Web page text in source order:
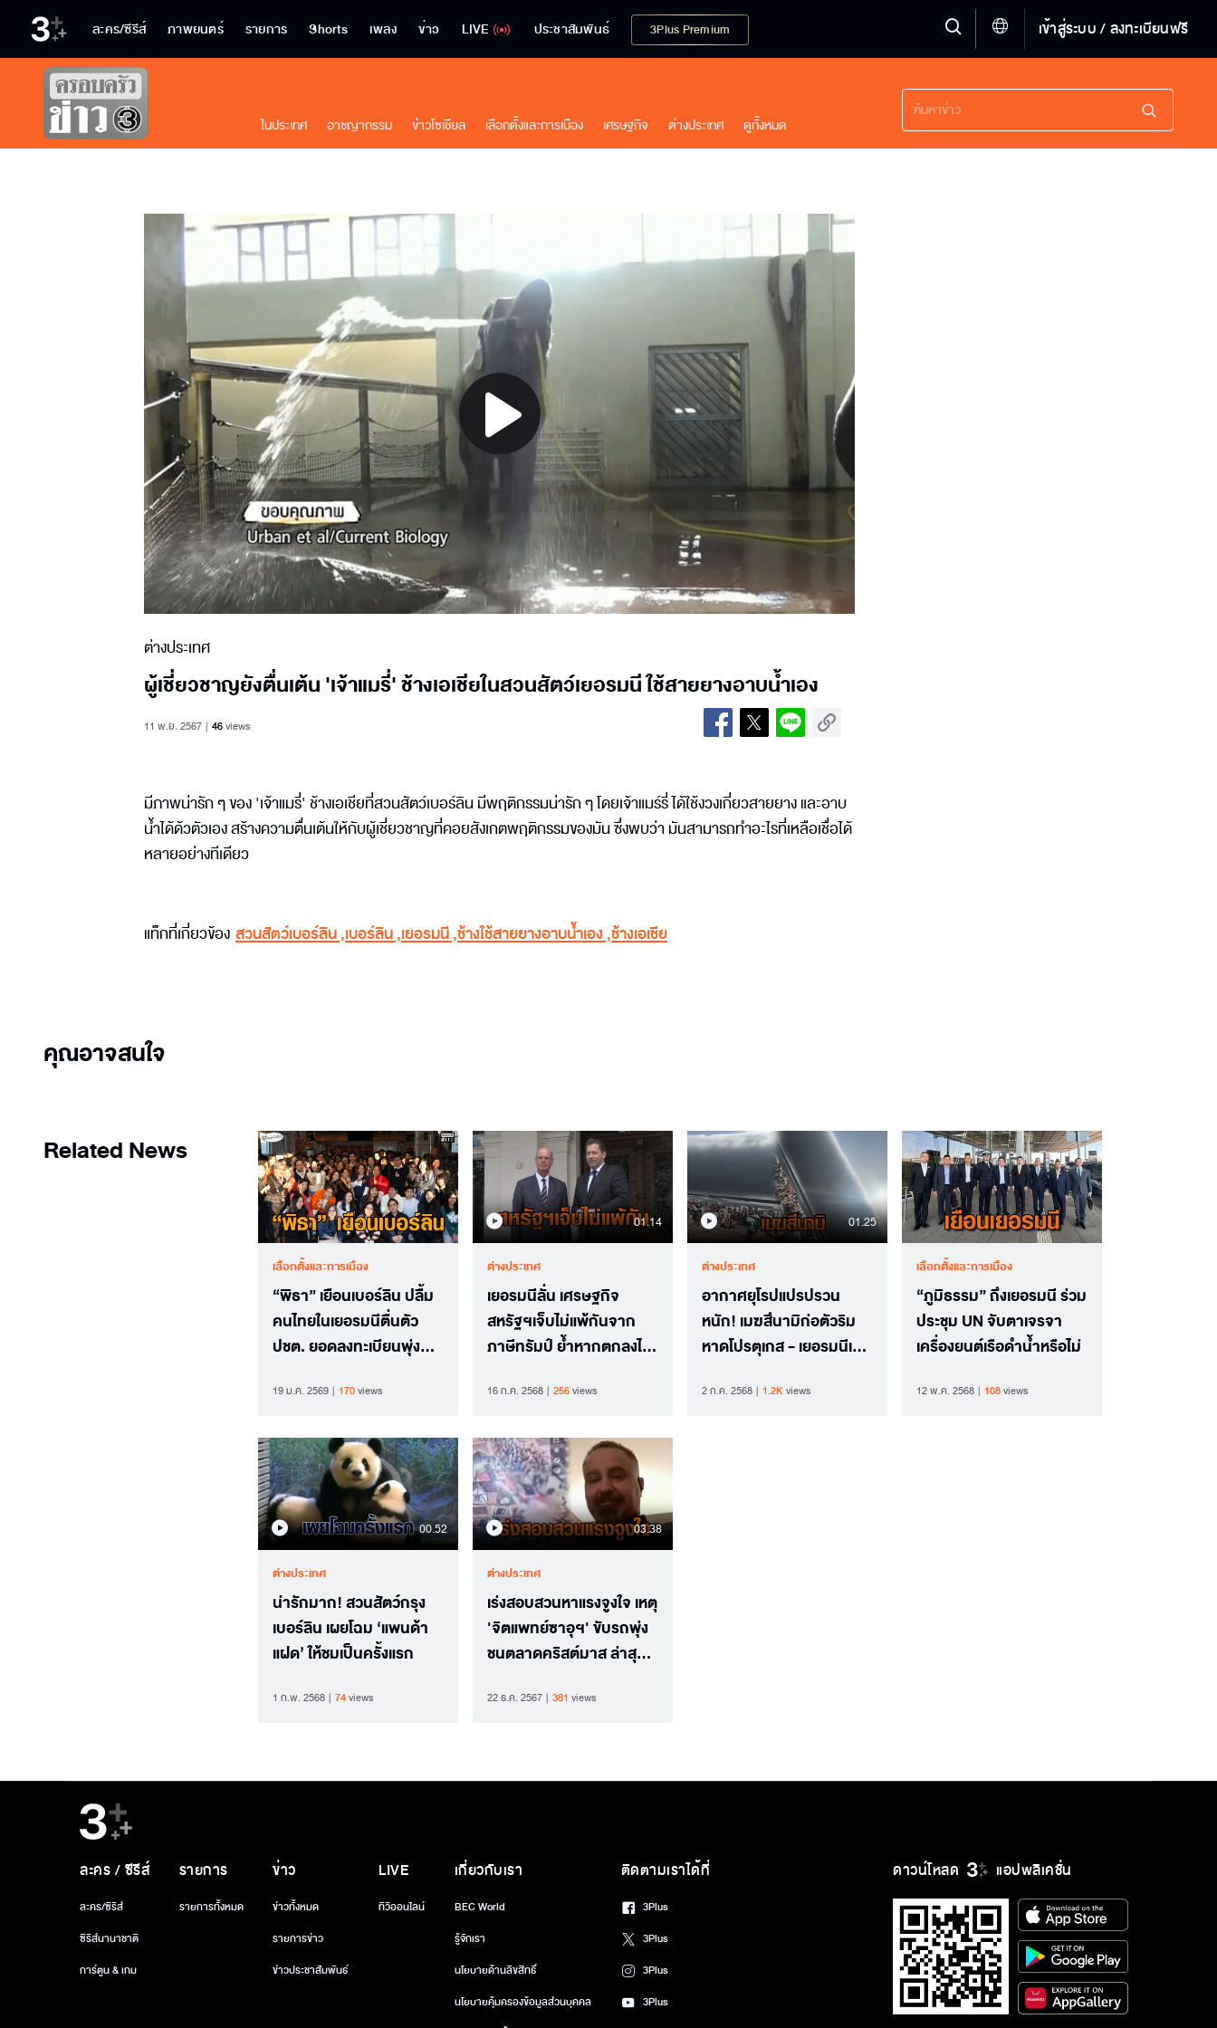
ละคร/ซีรีส์ ภาพยนตร์ รายการ Shorts เพลง ข่าว LIVE ประชาสัมพันธ์ 3Plus Premium เข้าสู่ระบบ / ลงทะเบียนฟรี
ในประเทศ อาชญากรรม ข่าวโซเชียล เลือกตั้งและการเมือง เศรษฐกิจ ต่างประเทศ ดูทั้งหมด
Play
Video
ต่างประเทศ
ผู้เชี่ยวชาญยังตื่นเต้น 'เจ้าแมรี่' ช้างเอเชียในสวนสัตว์เยอรมนี ใช้สายยางอาบน้ำเอง
11 พ.ย. 2567 46views
มีภาพน่ารัก ๆ ของ 'เจ้าแมรี่' ช้างเอเชียที่สวนสัตว์เบอร์ลิน มีพฤติกรรมน่ารัก ๆ โดยเจ้าแมร์รี่ ได้ใช้งวงเกี่ยวสายยาง และอาบ
น้ำได้ด้วตัวเอง สร้างความตื่นเต้นให้กับผู้เชี่ยวชาญที่คอยสังเกตพฤติกรรมของมัน ซึ่งพบว่า มันสามารถทำอะไรที่เหลือเชื่อได้
หลายอย่างทีเดียว
แท็กที่เกี่ยวข้อง สวนสัตว์เบอร์ลิน,เบอร์ลิน,เยอรมนี,ช้างใช้สายยางอาบน้ำเอง ,ช้างเอเชีย
คุณอาจสนใจ
Related News
เลือกตั้งและการเมือง
“พิธา” เยือนเบอร์ลิน ปลื้ม
คนไทยในเยอรมนีตื่นตัว
ปชต. ยอดลงทะเบียนพุ่ง
19 ม.ค. 2569 170views
01.14
ต่างประเทศ
เยอรมนีลั่น เศรษฐกิจ
สหรัฐฯเจ็บไม่แพ้กันจาก
ภาษีทรัมป์ ย้ำหากตกลงไม่
ตอบโต้
16 ก.ค. 2568 256views
01.25
ต่างประเทศ
อากาศยุโรปแปรปรวน
หนัก! เมฆสึนามิก่อตัวริม
หาดโปรตุเกส - เยอรมนีเจอ
2 ก.ค. 2568 1.2Kviews
เลือกตั้งและการเมือง
“ภูมิธรรม” ถึงเยอรมนี ร่วม
ประชุม UN จับตาเจรจา
เครื่องยนต์เรือดำน้ำหรือไม่
12 พ.ค. 2568 108views
00.52
ต่างประเทศ
น่ารักมาก! สวนสัตว์กรุง
เบอร์ลิน เผยโฉม ‘แพนด้า
แฝด’ ให้ชมเป็นครั้งแรก
1 ก.พ. 2568 74views
03.38
ต่างประเทศ
เร่งสอบสวนหาแรงจูงใจ เหตุ
'จิตแพทย์ซาอุฯ' ขับรถพุ่ง
ชนตลาดคริสต์มาส ล่าสุด
22 ธ.ค. 2567 381 views
ดาวน์โหลด แอปพลิเคชั่น
ละคร / ซีรีส์
ละคร/ซีรีส์
ซีรีส์นานาชาติ
การ์ตูน & เกม
รายการ
รายการทั้งหมด
ข่าว
ข่าวทั้งหมด
รายการข่าว
ข่าวประชาสัมพันธ์
LIVE
ทีวีออนไลน์
เกี่ยวกับเรา
BEC World
รู้จักเรา
นโยบายด้านลิขสิทธิ์
นโยบายคุ้มครองข้อมูลส่วนบุคคล
ติดตามเราได้ที่
3Plus
3Plus
3Plus
3Plus